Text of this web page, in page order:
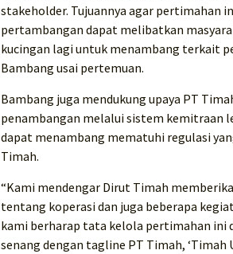
stakeholder. Tujuannya agar pertimahan
pertambangan dapat melibatkan
kucingan lagi untuk menambang terkait
Bambang usai pertemuan.
Bambang juga mendukung upaya PT
penambangan melalui sistem kemitraan
dapat menambang mematuhi regulasi
Timah.
“Kami mendengar Dirut Timah
tentang koperasi dan juga beberapa
kami berharap tata kelola pertimahan
senang dengan tagline PT Timah, ‘Timah